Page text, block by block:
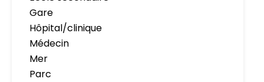
Gare
Hôpital/clinique
Médecin
Mer
Parc